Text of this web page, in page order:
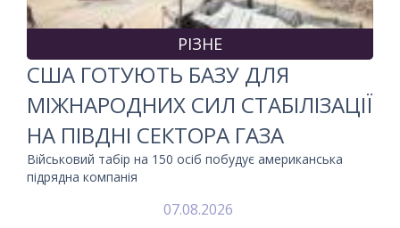
РІЗНЕ
США ГОТУЮТЬ БАЗУ ДЛЯ
МІЖНАРОДНИХ СИЛ СТАБІЛІЗАЦІЇ
НА ПІВДНІ СЕКТОРА ГАЗА
Військовий табір на 150 осіб побудує американська
підрядна компанія
07.08.2026